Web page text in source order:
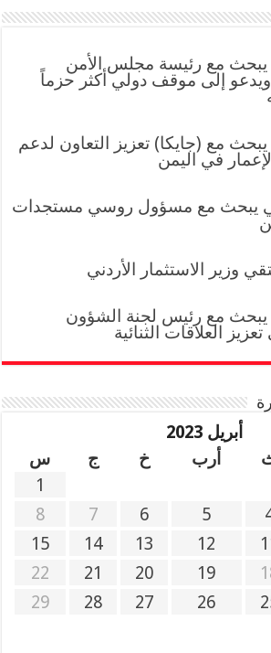
يبحث مع رئيسة مجلس الأمن
ويدعو إلى موقف دولي أكثر حزماً
مع (جايكا) تعزيز التعاون لدعم
في اليمن
يبحث مع مسؤول روسي مستجدات
وزير الاستثمار الأردني
يبحث مع رئيس لجنة الشؤون
العلاقات الثنائية
أبريل 2023
أرب خ ج
س
1
5
6
7
8
12
13
14
15
19
20
21
22
26
27
28
29